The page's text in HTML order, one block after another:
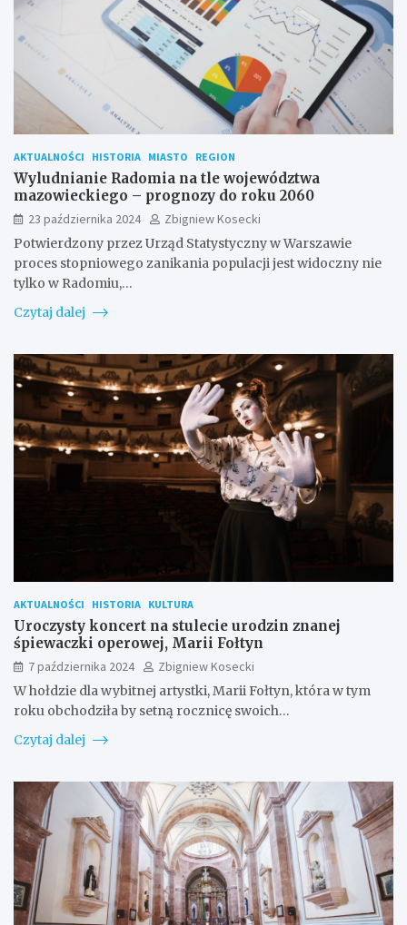
AKTUALNOŚCI HISTORIA MIASTO REGION
Wyludnianie Radomia na tle województwa
mazowieckiego – prognozy do roku 2060
23 października 2024
Zbigniew Kosecki
Potwierdzony przez Urząd Statystyczny w Warszawie
proces stopniowego zanikania populacji jest widoczny nie
tylko w Radomiu,…
Czytaj dalej
AKTUALNOŚCI HISTORIA KULTURA
Uroczysty koncert na stulecie urodzin znanej
śpiewaczki operowej, Marii Fołtyn
7 października 2024
Zbigniew Kosecki
W hołdzie dla wybitnej artystki, Marii Fołtyn, która w tym
roku obchodziła by setną rocznicę swoich…
Czytaj dalej